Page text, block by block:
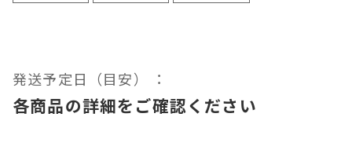
発送予定日（目安） ：
各商品の詳細をご確認ください